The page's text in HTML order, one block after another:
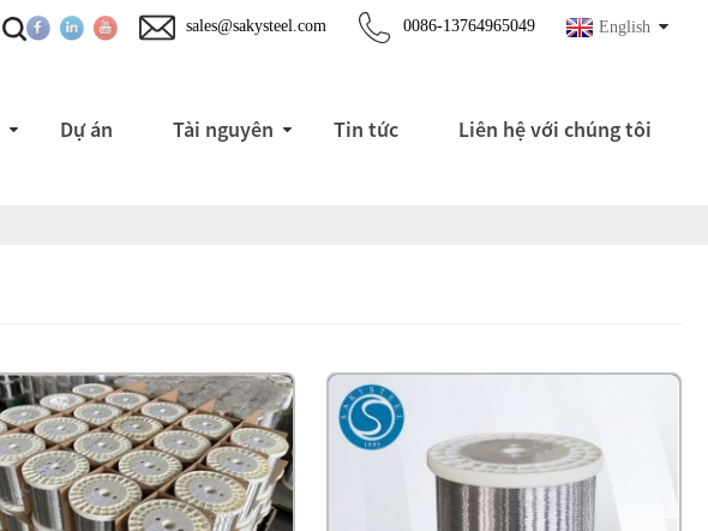
English
0086-13764965049
sales@sakysteel.com
Dự án Tài nguyên Tin tức Liên hệ với chúng tôi